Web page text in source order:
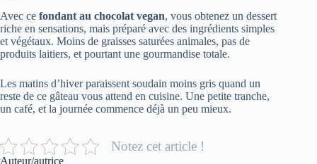
Avec ce fondant au chocolat vegan, vous obtenez un dessert
riche en sensations, mais préparé avec des ingrédients simples
et végétaux. Moins de graisses saturées animales, pas de
produits laitiers, et pourtant une gourmandise totale.
Les matins d’hiver paraissent soudain moins gris quand un
reste de ce gâteau vous attend en cuisine. Une petite tranche,
un café, et la journée commence déjà un peu mieux.
Notez cet article !
Auteur/autrice